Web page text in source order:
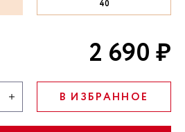
40
2 690 ₽
В ИЗБРАННОЕ